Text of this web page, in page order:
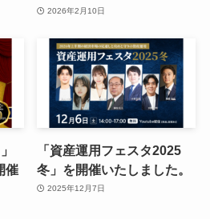
2026年2月10日
催
「資産運用フェスタ2025
冬」を開催いたしました。
2025年12月7日